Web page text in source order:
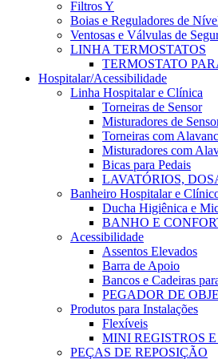
Filtros Y
Boias e Reguladores de
Ventosas e Válvulas de
LINHA TERMOSTATOS
TERMOSTATO
Hospitalar/Acessibilidade
Linha Hospitalar e Clínica
Torneiras de Sensor
Misturadores de
Torneiras com
Misturadores com
Bicas para Pedais
LAVATÓRIOS,
Banheiro Hospitalar e
Ducha Higiênica e
BANHO E
Acessibilidade
Assentos Elevados
Barra de Apoio
Bancos e Cadeiras
PEGADOR DE
Produtos para Instalações
Flexíveis
MINI REGISTROS
PEÇAS DE REPOSIÇÃO